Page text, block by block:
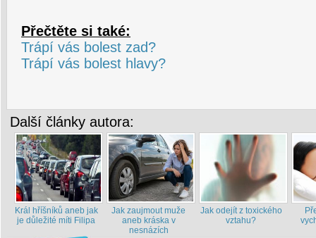
Přečtěte si také:
Trápí vás bolest zad?
Trápí vás bolest hlavy?
Další články autora:
Král hříšníků aneb jak
je důležité míti Filipa
Jak zaujmout muže
aneb kráska v
nesnázích
Jak odejít z toxického
vztahu?